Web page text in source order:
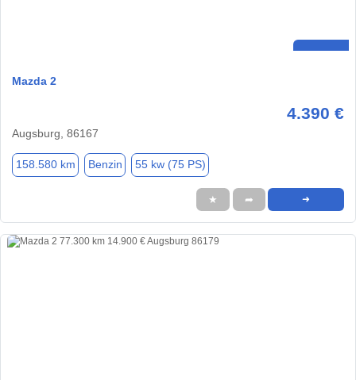
Mazda 2
4.390 €
Augsburg, 86167
158.580 km Benzin 55 kw (75 PS)
★ ➦ ➜